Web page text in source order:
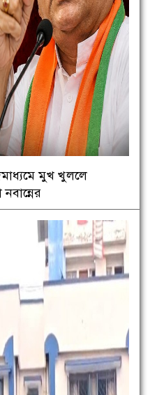
মুখ খুললে